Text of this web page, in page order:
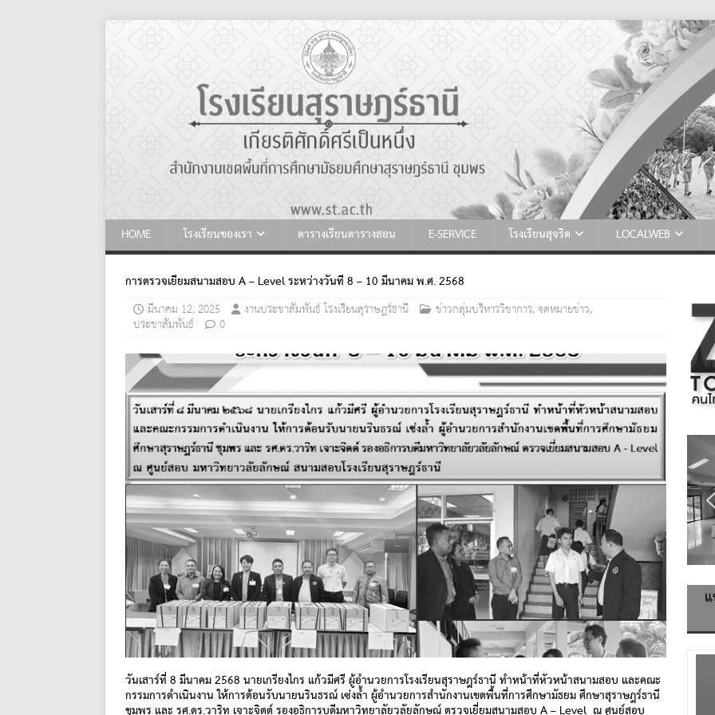
HOME โรงเรียนของเรา ตารางเรียนตารางสอน E-SERVICE โรงเรียนสุจริต LOCALWEB
การตรวจเยี่ยมสนามสอบ A – Level ระหว่างวันที่ 8 – 10 มีนาคม พ.ศ. 2568
มีนาคม 12, 2025
งานประชาสัมพันธ์ โรงเรียนสุราษฎร์ธานี ข่าวกลุ่มบริหารวิชาการ,จดหมายข่าว,
ประชาสัมพันธ์ 0
วันเสาร์ที่ 8 มีนาคม 2568 นายเกรียงไกร แก้วมีศรี ผู้อำนวยการโรงเรียนสุราษฎร์ธานี ทำหน้าที่หัวหน้าสนามสอบ และคณะ
กรรมการดำเนินงาน ให้การต้อนรับนายนรินธรณ์ เซ่งล้ำ ผู้อำนวยการสำนักงานเขตพื้นที่การศึกษามัธยมศึกษาสุราษฎร์ธานี